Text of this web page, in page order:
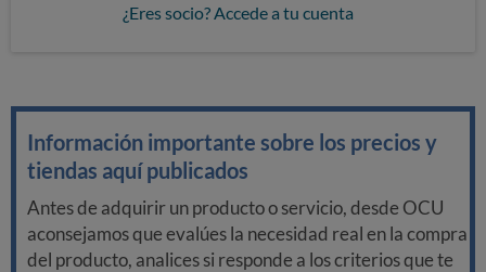
¿Eres socio? Accede a tu cuenta
Información importante sobre los precios y
tiendas aquí publicados
Antes de adquirir un producto o servicio, desde OCU
aconsejamos que evalúes la necesidad real en la compra
del producto, analices si responde a los criterios que te